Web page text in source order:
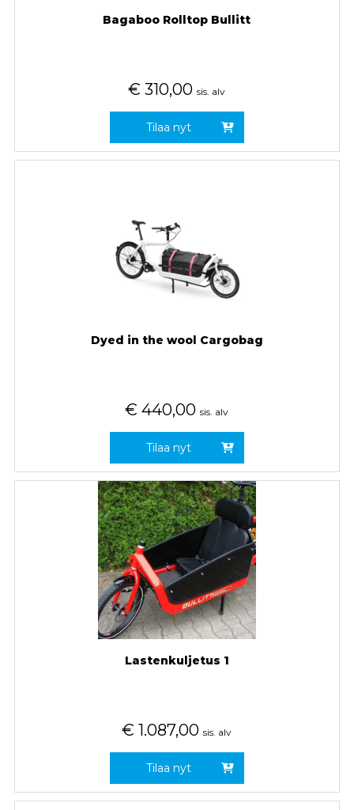
Bagaboo Rolltop Bullitt
€ 310,00 sis. alv
Tilaa nyt
Dyed in the wool Cargobag
€ 440,00 sis. alv
Tilaa nyt
Lastenkuljetus 1
€ 1.087,00 sis. alv
Tilaa nyt